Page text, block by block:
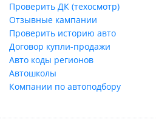
Проверить ДК (техосмотр)
Отзывные кампании
Проверить историю авто
Договор купли-продажи
Авто коды регионов
Автошколы
Компании по автоподбору